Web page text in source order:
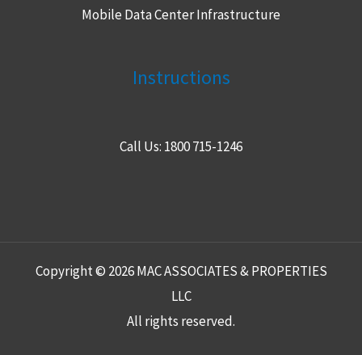
Mobile Data Center Infrastructure
Instructions
Call Us: 1800 715-1246
Copyright © 2026 MAC ASSOCIATES & PROPERTIES
LLC
All rights reserved.